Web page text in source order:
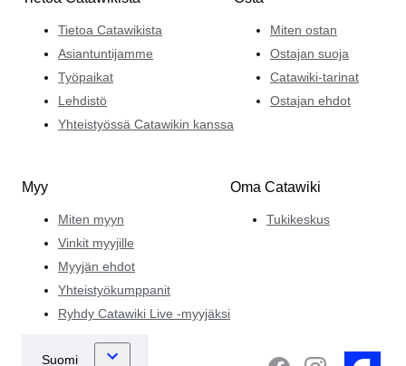
Tietoa Catawikista
Asiantuntijamme
Työpaikat
Lehdistö
Yhteistyössä Catawikin kanssa
Miten ostan
Ostajan suoja
Catawiki-tarinat
Ostajan ehdot
Myy
Miten myyn
Vinkit myyjille
Myyjän ehdot
Yhteistyökumppanit
Ryhdy Catawiki Live -myyjäksi
Oma Catawiki
Tukikeskus